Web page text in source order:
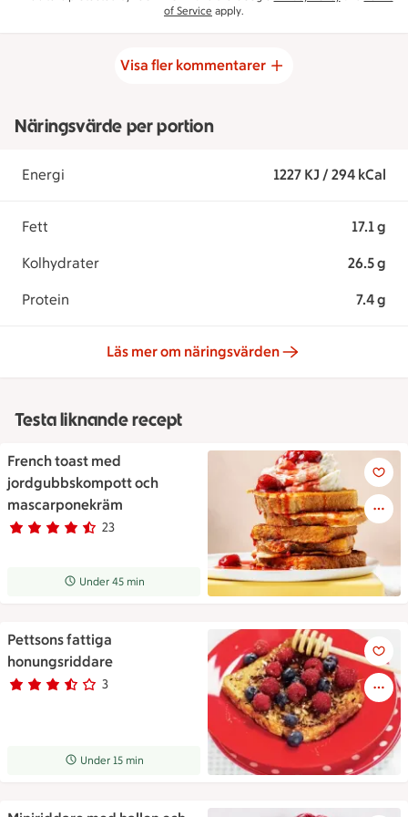
of Service apply.
Visa fler kommentarer
Näringsvärde per portion
Energi 1227 KJ / 294 kCal
Fett 17.1 g
Kolhydrater 26.5 g
Protein 7.4 g
Läs mer om näringsvärden
Testa liknande recept
French toast med
jordgubbskompott och
mascarponekräm
Betyg 4.6 av 5. 23
23 personer har röstat
Receptet tar Under 45 min att tillaga
Under 45 min
French toast med
Pettsons fattiga
honungsriddare
Betyg 3.3 av 5. 3
3 personer har röstat
Receptet tar Under 15 min att tillaga
Under 15 min
Pettsons fattiga